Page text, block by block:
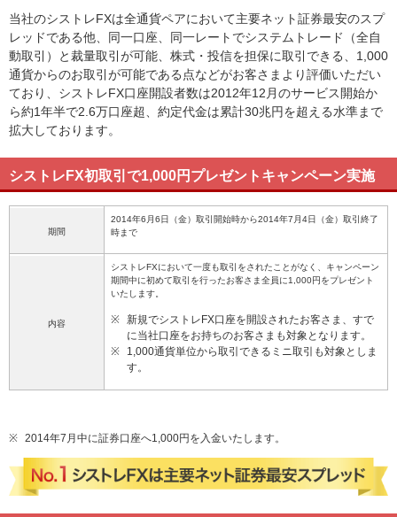
当社のシストレFXは全通貨ペアにおいて主要ネット証券最安のスプ
レッドである他、同一口座、同一レートでシステムトレード（全自
動取引）と裁量取引が可能、株式・投信を担保に取引できる、1,000
通貨からのお取引が可能である点などがお客さまより評価いただい
ており、シストレFX口座開設者数は2012年12月のサービス開始か
ら約1年半で2.6万口座超、約定代金は累計30兆円を超える水準まで
拡大しております。
シストレFX初取引で1,000円プレゼントキャンペーン実施
期間
2014年6月6日（金）取引開始時から2014年7月4日（金）取引終了
時まで
内容
シストレFXにおいて一度も取引をされたことがなく、キャンペーン
期間中に初めて取引を行ったお客さま全員に1,000円をプレゼント
いたします。
※ 新規でシストレFX口座を開設されたお客さま、すで
に当社口座をお持ちのお客さまも対象となります。
※
1,000通貨単位から取引できるミニ取引も対象としま
す。
※ 2014年7月中に証券口座へ1,000円を入金いたします。